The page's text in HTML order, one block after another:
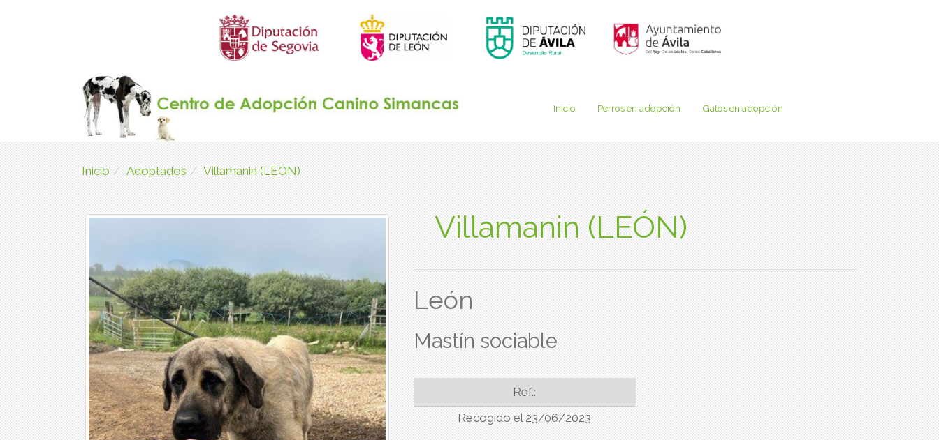
Inicio Perros en adopción Gatos en adopción
Inicio Adoptados Villamanin (LEÓN)
Villamanin (LEÓN)
León
Mastín sociable
Ref.:
Recogido el 23/06/2023